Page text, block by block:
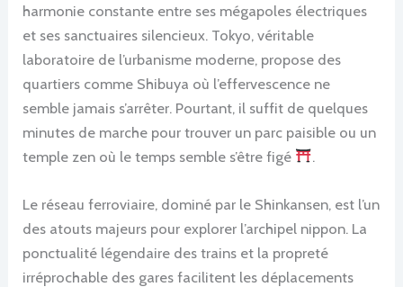
harmonie constante entre ses mégapoles électriques
et ses sanctuaires silencieux. Tokyo, véritable
laboratoire de l’urbanisme moderne, propose des
quartiers comme Shibuya où l’effervescence ne
semble jamais s’arrêter. Pourtant, il suffit de quelques
minutes de marche pour trouver un parc paisible ou un
temple zen où le temps semble s’être figé
.
Le réseau ferroviaire, dominé par le Shinkansen, est l’un
des atouts majeurs pour explorer l’archipel nippon. La
ponctualité légendaire des trains et la propreté
irréprochable des gares facilitent les déplacements